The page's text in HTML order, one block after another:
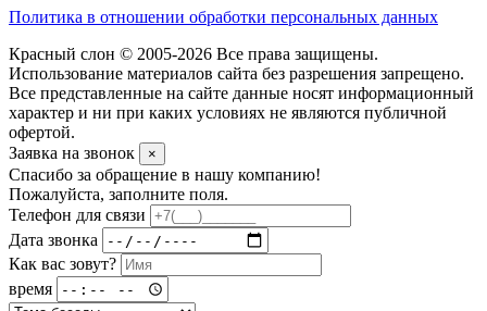
Политика в отношении обработки персональных данных
Красный слон © 2005-2026 Все права защищены.
Использование материалов сайта без разрешения запрещено.
Все представленные на сайте данные носят информационный
характер и ни при каких условиях не являются публичной
офертой.
Заявка на звонок
×
Спасибо за обращение в нашу компанию!
Пожалуйста, заполните поля.
Телефон для связи
Дата звонка
Как вас зовут?
время